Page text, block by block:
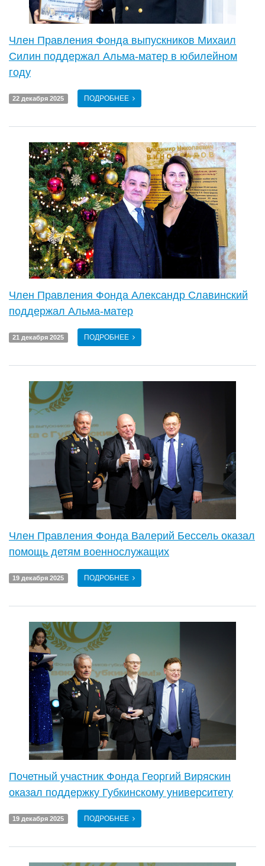
Член Правления Фонда выпускников Михаил
Силин поддержал Альма-матер в юбилейном
году
22 декабря 2025 ПОДРОБНЕЕ
Член Правления Фонда Александр Славинский
поддержал Альма-матер
21 декабря 2025 ПОДРОБНЕЕ
Член Правления Фонда Валерий Бессель оказал
помощь детям военнослужащих
19 декабря 2025 ПОДРОБНЕЕ
Почетный участник Фонда Георгий Виряскин
оказал поддержку Губкинскому университету
19 декабря 2025 ПОДРОБНЕЕ